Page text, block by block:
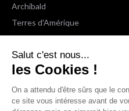
Salut c'est nous...
les Cookies !
On a attendu d'être sûrs que le
ce site vous intéresse avant de
Archibald
Terres d'Amérique
Espaces Libres Poche
NOX
Wiz
Voir toutes les collections